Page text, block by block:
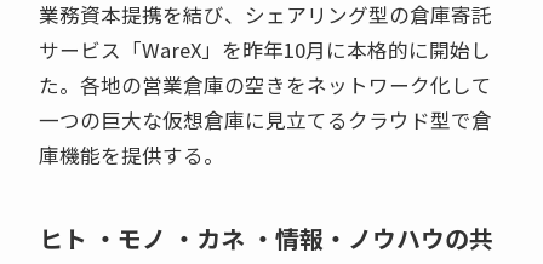
業務資本提携を結び、シェアリング型の倉庫寄託
サービス「WareX」を昨年10月に本格的に開始し
た。各地の営業倉庫の空きをネットワーク化して
一つの巨大な仮想倉庫に見立てるクラウド型で倉
庫機能を提供する。
ヒト ・モノ ・カネ ・情報・ノウハウの共